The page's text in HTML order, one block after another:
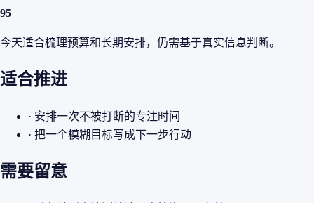
95
今天适合梳理预算和长期安排，仍需基于真实信息判断。
适合推进
· 安排一次不被打断的专注时间
· 把一个模糊目标写成下一步行动
需要留意